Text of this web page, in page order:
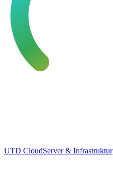
UTD CloudServer & Infrastruktur